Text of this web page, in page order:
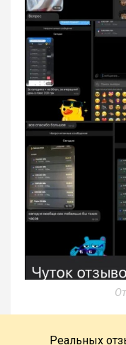
Реальных